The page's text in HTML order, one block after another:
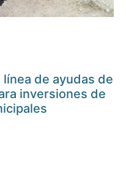
línea de ayudas de
inversiones de